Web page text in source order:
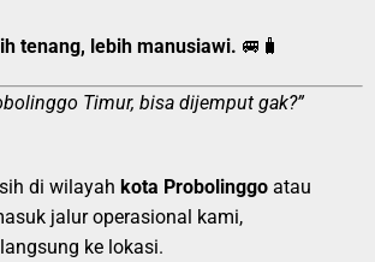
tenang, lebih manusiawi. 🚐🧳
Timur, bisa dijemput gak?”
di wilayah kota Probolinggo atau
jalur operasional kami,
ke lokasi.